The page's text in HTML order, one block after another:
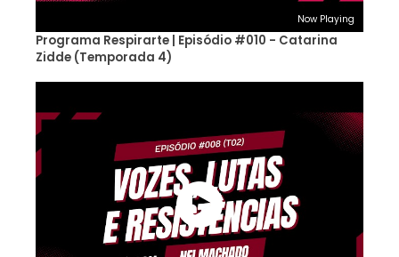
Now Playing
Programa Respirarte | Episódio #010 - Catarina
Zidde (Temporada 4)